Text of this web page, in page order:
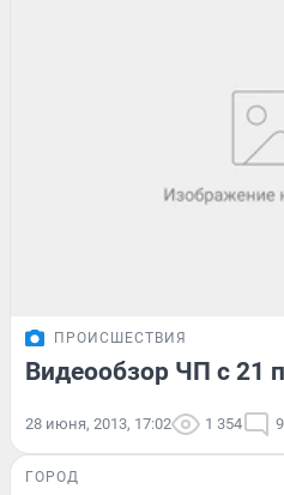
ПРОИСШЕСТВИЯ
Видеообзор ЧП с 21
28 июня, 2013, 17:02 1 354 9
ГОРОД